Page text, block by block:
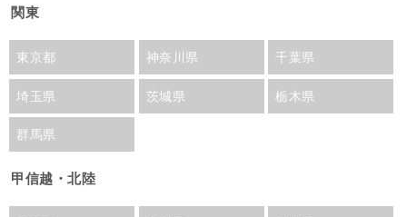
関東
東京都 神奈川県 千葉県
埼玉県 茨城県 栃木県
群馬県
甲信越・北陸